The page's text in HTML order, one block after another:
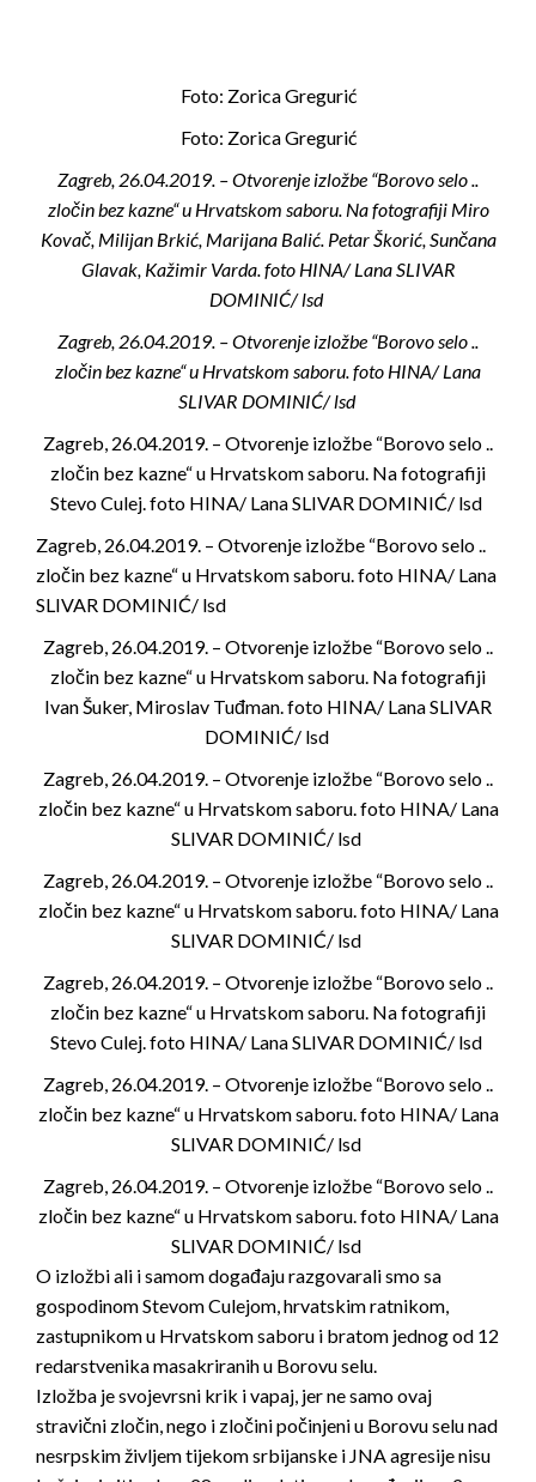
Foto: Zorica Gregurić
Foto: Zorica Gregurić
Zagreb, 26.04.2019. – Otvorenje izložbe “Borovo selo ..
zločin bez kazne“ u Hrvatskom saboru. Na fotografiji Miro
Kovač, Milijan Brkić, Marijana Balić. Petar Škorić, Sunčana
Glavak, Kažimir Varda. foto HINA/ Lana SLIVAR
DOMINIĆ/ lsd
Zagreb, 26.04.2019. – Otvorenje izložbe “Borovo selo ..
zločin bez kazne“ u Hrvatskom saboru. foto HINA/ Lana
SLIVAR DOMINIĆ/ lsd
Zagreb, 26.04.2019. – Otvorenje izložbe “Borovo selo ..
zločin bez kazne“ u Hrvatskom saboru. Na fotografiji
Stevo Culej. foto HINA/ Lana SLIVAR DOMINIĆ/ lsd
Zagreb, 26.04.2019. – Otvorenje izložbe “Borovo selo ..
zločin bez kazne“ u Hrvatskom saboru. foto HINA/ Lana
SLIVAR DOMINIĆ/ lsd
Zagreb, 26.04.2019. – Otvorenje izložbe “Borovo selo ..
zločin bez kazne“ u Hrvatskom saboru. Na fotografiji
Ivan Šuker, Miroslav Tuđman. foto HINA/ Lana SLIVAR
DOMINIĆ/ lsd
Zagreb, 26.04.2019. – Otvorenje izložbe “Borovo selo ..
zločin bez kazne“ u Hrvatskom saboru. foto HINA/ Lana
SLIVAR DOMINIĆ/ lsd
Zagreb, 26.04.2019. – Otvorenje izložbe “Borovo selo ..
zločin bez kazne“ u Hrvatskom saboru. foto HINA/ Lana
SLIVAR DOMINIĆ/ lsd
Zagreb, 26.04.2019. – Otvorenje izložbe “Borovo selo ..
zločin bez kazne“ u Hrvatskom saboru. Na fotografiji
Stevo Culej. foto HINA/ Lana SLIVAR DOMINIĆ/ lsd
Zagreb, 26.04.2019. – Otvorenje izložbe “Borovo selo ..
zločin bez kazne“ u Hrvatskom saboru. foto HINA/ Lana
SLIVAR DOMINIĆ/ lsd
Zagreb, 26.04.2019. – Otvorenje izložbe “Borovo selo ..
zločin bez kazne“ u Hrvatskom saboru. foto HINA/ Lana
SLIVAR DOMINIĆ/ lsd
O izložbi ali i samom događaju razgovarali smo sa
gospodinom Stevom Culejom, hrvatskim ratnikom,
zastupnikom u Hrvatskom saboru i bratom jednog od 12
redarstvenika masakriranih u Borovu selu.
Izložba je svojevrsni krik i vapaj, jer ne samo ovaj
stravični zločin, nego i zločini počinjeni u Borovu selu nad
nesrpskim življem tijekom srbijanske i JNA agresije nisu